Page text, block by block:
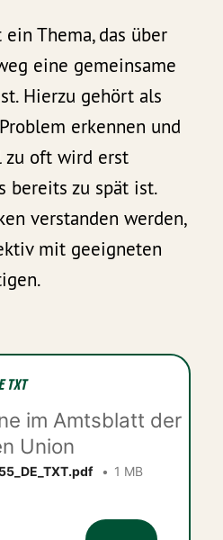
Thema, das über
eine gemeinsame
Hierzu gehört als
erkennen und
zu oft wird erst
bereits zu spät ist.
verstanden werden,
mit geeigneten
TXT
im Amtsblatt der
Union
1 MB